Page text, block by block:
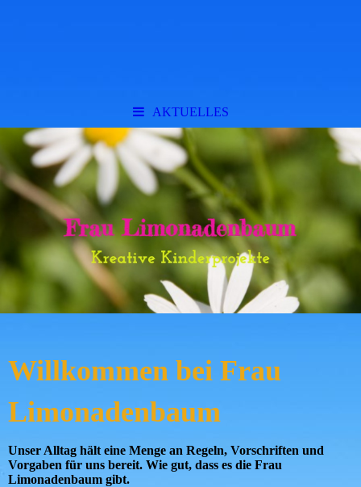
AKTUELLES
Willkommen bei Frau
Limonadenbaum
Unser Alltag hält eine Menge an Regeln, Vorschriften und
Vorgaben für uns bereit. Wie gut, dass es die Frau
Limonadenbaum gibt.